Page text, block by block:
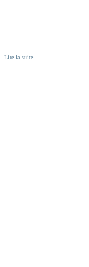
Lire la suite